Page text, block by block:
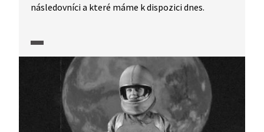
následovníci a které máme k dispozici dnes.